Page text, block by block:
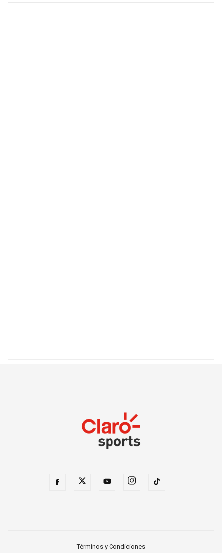
Términos y Condiciones